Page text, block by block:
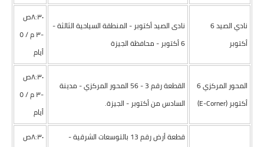
نادي الصيد 6
أكتوبر
نادى الصيد أكتوبر - المنطقة السياحية الثالثة -
6 أكتوبر - محافظة الجيزة
٨:٣٠ص
-٣ م / ٥
أيام
المحور المركزي 6
أكتوبر (E-Corner)
القطعة رقم 3 - 56 المحور المركزي - مدينة
السادس من أكتوبر - الجيزة.
٨:٣٠ص
-٣ م / ٥
أيام
قطعة أرض رقم 13 بالتوسعات الشرقية -
٨:٣٠ص